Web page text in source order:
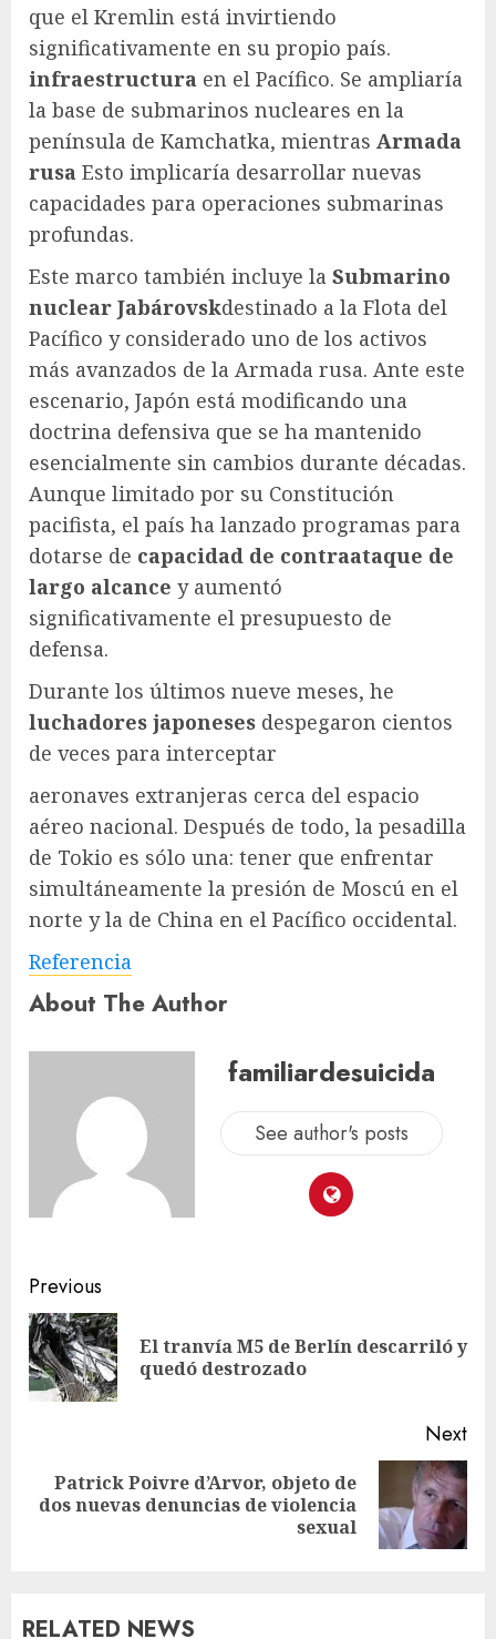
que el Kremlin está invirtiendo
significativamente en su propio país.
infraestructura en el Pacífico. Se ampliaría
la base de submarinos nucleares en la
península de Kamchatka, mientras Armada
rusa Esto implicaría desarrollar nuevas
capacidades para operaciones submarinas
profundas.
Este marco también incluye la Submarino
nuclear Jabárovskdestinado a la Flota del
Pacífico y considerado uno de los activos
más avanzados de la Armada rusa. Ante este
escenario, Japón está modificando una
doctrina defensiva que se ha mantenido
esencialmente sin cambios durante décadas.
Aunque limitado por su Constitución
pacifista, el país ha lanzado programas para
dotarse de capacidad de contraataque de
largo alcance y aumentó
significativamente el presupuesto de
defensa.
Durante los últimos nueve meses, he
luchadores japoneses despegaron cientos
de veces para interceptar
aeronaves extranjeras cerca del espacio
aéreo nacional. Después de todo, la pesadilla
de Tokio es sólo una: tener que enfrentar
simultáneamente la presión de Moscú en el
norte y la de China en el Pacífico occidental.
Referencia
About The Author
familiardesuicida
See author's posts
Previous
El tranvía M5 de Berlín descarriló y
quedó destrozado
Next
Patrick Poivre d’Arvor, objeto de
dos nuevas denuncias de violencia
sexual
RELATED NEWS